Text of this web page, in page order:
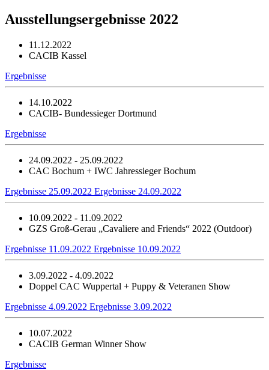
Ausstellungsergebnisse 2022
11.12.2022
CACIB Kassel
Ergebnisse
14.10.2022
CACIB- Bundessieger Dortmund
Ergebnisse
24.09.2022 - 25.09.2022
CAC Bochum + IWC Jahressieger Bochum
Ergebnisse 25.09.2022 Ergebnisse 24.09.2022
10.09.2022 - 11.09.2022
GZS Groß-Gerau „Cavaliere and Friends“ 2022 (Outdoor)
Ergebnisse 11.09.2022 Ergebnisse 10.09.2022
3.09.2022 - 4.09.2022
Doppel CAC Wuppertal + Puppy & Veteranen Show
Ergebnisse 4.09.2022 Ergebnisse 3.09.2022
10.07.2022
CACIB German Winner Show
Ergebnisse